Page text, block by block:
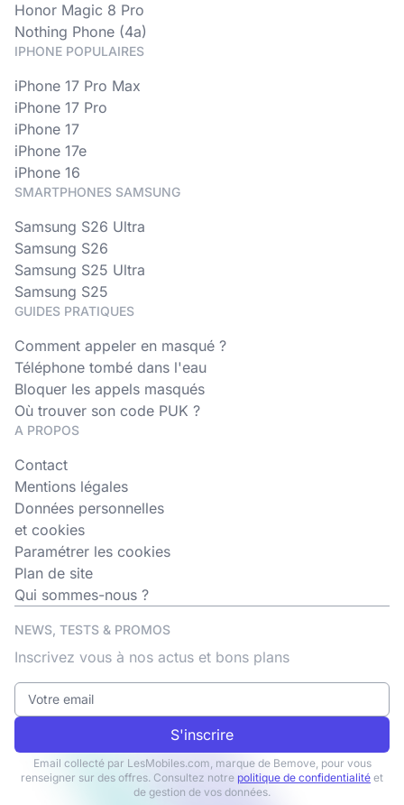
Honor Magic 8 Pro
Nothing Phone (4a)
IPHONE POPULAIRES
iPhone 17 Pro Max
iPhone 17 Pro
iPhone 17
iPhone 17e
iPhone 16
SMARTPHONES SAMSUNG
Samsung S26 Ultra
Samsung S26
Samsung S25 Ultra
Samsung S25
GUIDES PRATIQUES
Comment appeler en masqué ?
Téléphone tombé dans l'eau
Bloquer les appels masqués
Où trouver son code PUK ?
A PROPOS
Contact
Mentions légales
Données personnelles
et cookies
Paramétrer les cookies
Plan de site
Qui sommes-nous ?
NEWS, TESTS & PROMOS
Inscrivez vous à nos actus et bons plans
S'inscrire
Email collecté par LesMobiles.com, marque de Bemove, pour vous
renseigner sur des offres. Consultez notre politique de confidentialité et
de gestion de vos données.